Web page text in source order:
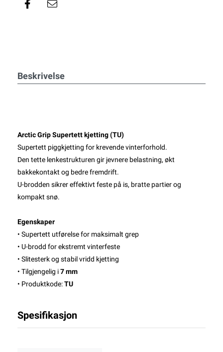
Beskrivelse
Arctic Grip Supertett kjetting (TU)
Supertett piggkjetting for krevende vinterforhold.
Den tette lenkestrukturen gir jevnere belastning, økt
bakkekontakt og bedre fremdrift.
U-brodden sikrer effektivt feste på is, bratte partier og
kompakt snø.
Egenskaper
• Supertett utførelse for maksimalt grep
• U-brodd for ekstremt vinterfeste
• Slitesterk og stabil vridd kjetting
• Tilgjengelig i7 mm
• Produktkode:TU
Spesifikasjon